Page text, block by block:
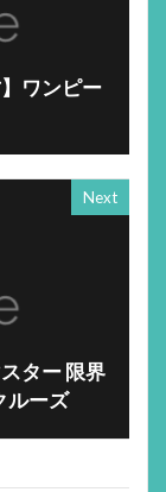
ワンピー
Next
ター 限界
ルーズ